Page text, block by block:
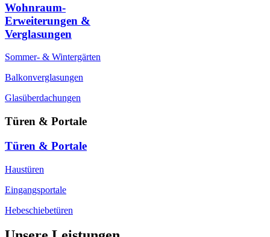
Wohnraum-
Erweiterungen &
Verglasungen
Sommer- & Wintergärten
Balkonverglasungen
Glasüberdachungen
Türen & Portale
Türen & Portale
Haustüren
Eingangsportale
Hebeschiebetüren